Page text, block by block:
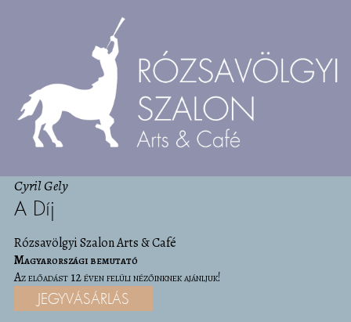
Cyril Gely
A Díj
Rózsavölgyi Szalon Arts & Café
Magyarországi bemutató
Az előadást 12 éven felüli nézőinknek ajánljuk!
JEGYVÁSÁRLÁS